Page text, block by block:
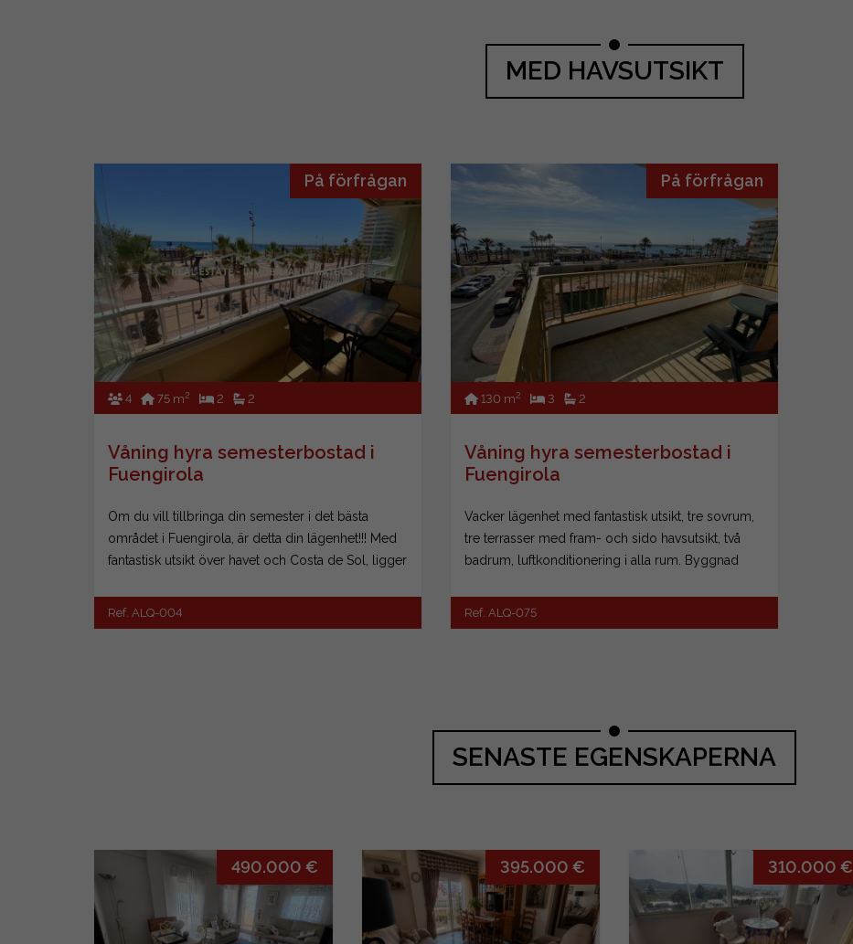
bostäder med flera sovrum eller göra
sin uppdelning till två hus medMED HAVSUTSIKT
På förfrågan
4 75 m2 2 2
Våning hyra semesterbostad i
Fuengirola
Om du vill tillbringa din semester i det bästa
området i Fuengirola, är detta din lägenhet!!! Med
fantastisk utsikt över havet och Costa de Sol, ligger
söder läge, och har två sovrum, ett med Dubbels
Ref. ALQ-004
På förfrågan
130 m2 3 2
Våning hyra semesterbostad i
Fuengirola
Vacker lägenhet med fantastisk utsikt, tre sovrum,
tre terrasser med fram- och sido havsutsikt, två
badrum, luftkonditionering i alla rum. Byggnad
Ref. ALQ-075
SENASTE EGENSKAPERNA
490.000 € 395.000 € 310.000 €